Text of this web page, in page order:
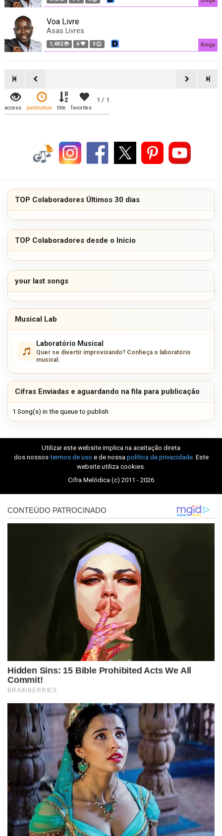
Voa Livre
Asas Livres
1,482 6 3 Brega
1 / 1
access publication title favorites
TOP Colaboradores Últimos 30 dias
TOP Colaboradores desde o Início
your last songs
Musical Lab
Laboratório Musical
Quer se divertir improvisando? Conheça o laboratório
musical.
Cifras Enviadas e aguardando na fila para publicação
1 Song(s) in the queue to publish
Utilizar este website implica na aceitação direta
dos nossos termos de uso e de nossa política de privacidade. Este
website utiliza cookies.
Cifra Melódica (c) 2011 - 2026